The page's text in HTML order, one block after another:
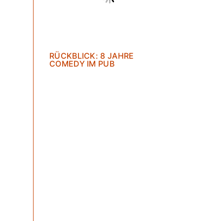
RÜCKBLICK: 8 JAHRE
COMEDY IM PUB